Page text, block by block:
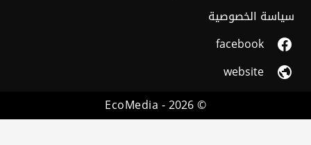
سياسة الخصوصية
facebook
website
© 2026 -
EcoMedia